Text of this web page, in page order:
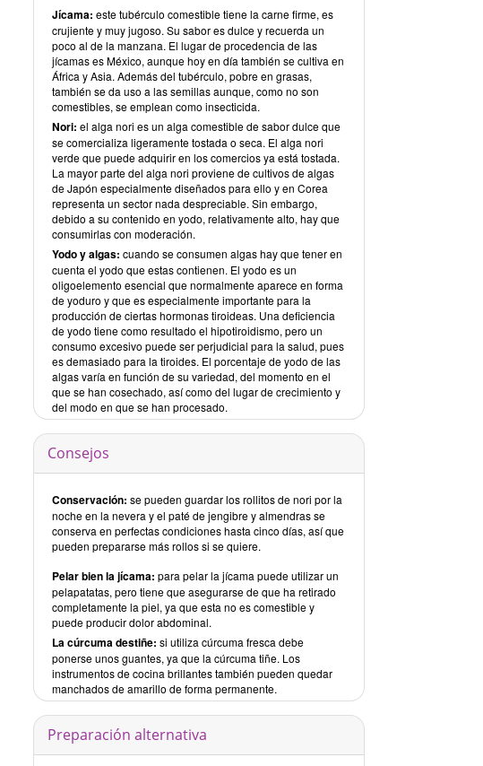
Jícama: este tubérculo comestible tiene la carne firme, es
crujiente y muy jugoso. Su sabor es dulce y recuerda un
poco al de la manzana. El lugar de procedencia de las
jícamas es México, aunque hoy en día también se cultiva en
África y Asia. Además del tubérculo, pobre en grasas,
también se da uso a las semillas aunque, como no son
comestibles, se emplean como insecticida.
Nori: el alga nori es un alga comestible de sabor dulce que
se comercializa ligeramente tostada o seca. El alga nori
verde que puede adquirir en los comercios ya está tostada.
La mayor parte del alga nori proviene de cultivos de algas
de Japón especialmente diseñados para ello y en Corea
representa un sector nada despreciable. Sin embargo,
debido a su contenido en yodo, relativamente alto, hay que
consumirlas con moderación.
Yodo y algas: cuando se consumen algas hay que tener en
cuenta el yodo que estas contienen. El yodo es un
oligoelemento esencial que normalmente aparece en forma
de yoduro y que es especialmente importante para la
producción de ciertas hormonas tiroideas. Una deficiencia
de yodo tiene como resultado el hipotiroidismo, pero un
consumo excesivo puede ser perjudicial para la salud, pues
es demasiado para la tiroides. El porcentaje de yodo de las
algas varía en función de su variedad, del momento en el
que se han cosechado, así como del lugar de crecimiento y
del modo en que se han procesado.
Consejos
Conservación: se pueden guardar los rollitos de nori por la
noche en la nevera y el paté de jengibre y almendras se
conserva en perfectas condiciones hasta cinco días, así que
pueden prepararse más rollos si se quiere.
Pelar bien la jícama: para pelar la jícama puede utilizar un
pelapatatas, pero tiene que asegurarse de que ha retirado
completamente la piel, ya que esta no es comestible y
puede producir dolor abdominal.
La cúrcuma destiñe: si utiliza cúrcuma fresca debe
ponerse unos guantes, ya que la cúrcuma tiñe. Los
instrumentos de cocina brillantes también pueden quedar
manchados de amarillo de forma permanente.
Preparación alternativa